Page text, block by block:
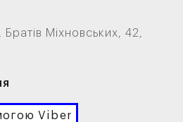
Братів Міхновських, 42,
Viber